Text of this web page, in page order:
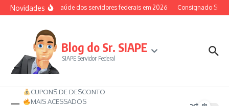
Ir para o conteúdo
NovidadesAuxílio-saúde dos servidores federais em 2026 Consignado
Blog do Sr. SIAPE
SIAPE Servidor Federal
CUPONS DE DESCONTO
MAIS ACESSADOS